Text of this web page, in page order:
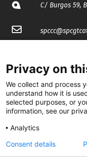
C/ Burgos 59,
spccc@
@CGTCatalunya
cgtcatalunya
cgtcatalunya
Privacy on
We collect and process
understand how it is
selected purposes, or
information, see our
Analytics
Consent details